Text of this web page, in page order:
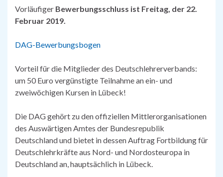
Vorläufiger Bewerbungsschluss ist Freitag, der 22.
Februar 2019.
DAG-Bewerbungsbogen
Vorteil für die Mitglieder des Deutschlehrerverbands:
um 50 Euro vergünstigte Teilnahme an ein- und
zweiwöchigen Kursen in Lübeck!
Die DAG gehört zu den offiziellen Mittlerorganisationen
des Auswärtigen Amtes der Bundesrepublik
Deutschland und bietet in dessen Auftrag Fortbildung für
Deutschlehrkräfte aus Nord- und Nordosteuropa in
Deutschland an, hauptsächlich in Lübeck.